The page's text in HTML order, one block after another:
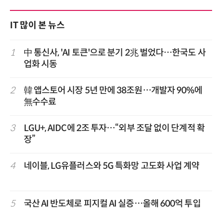
IT 많이 본 뉴스
1
中 통신사, 'AI 토큰'으로 분기 2兆 벌었다…한국도 사
업화 시동
2
韓 앱스토어 시장 5년 만에 38조원…개발자 90%에
無수수료
3
LGU+, AIDC에 2조 투자…“외부 조달 없이 단계적 확
장”
4 네이블, LG유플러스와 5G 특화망 고도화 사업 계약
5 국산 AI 반도체로 피지컬 AI 실증…올해 600억 투입